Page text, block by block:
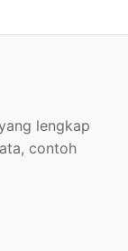
lengkap
contoh